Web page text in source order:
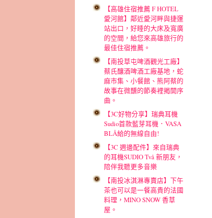
【高雄住宿推薦 F HOTEL
愛河館】鄰近愛河畔與捷運
站出口，好睡的大床及寬廣
的空間，給您來高雄旅行的
最佳住宿推薦。
【南投草屯啤酒觀光工廠】
蔡氏釀酒啤酒工廠基地，蛇
麻市集、小餐館、熊阿蔡的
故事在微醺的節奏裡揭開序
曲。
【3C好物分享】瑞典耳機
Sudio首款藍芽耳機．VASA
BLÅ給的無線自由!
【3C 週邊配件】來自瑞典
的耳機SUDIO Två 新朋友，
陪伴我聽更多音樂
【南投冰淇淋專賣店】下午
茶也可以是一餐高貴的法國
料理，MINO SNOW 香草
屋。